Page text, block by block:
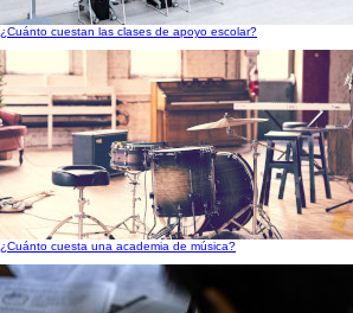
¿Cuánto cuestan las clases de apoyo escolar?
¿Cuánto cuesta una academia de música?